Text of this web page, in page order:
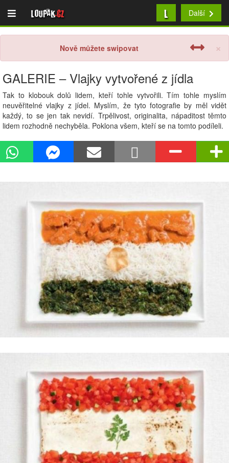
Loupak.cz L Další
×
Nově můžete swipovat
GALERIE – Vlajky vytvořené z jídla
Tak to klobouk dolů lidem, kteří tohle vytvořili. Tím tohle myslím
neuvěřitelné vlajky z jídel. Myslím, že tyto fotografie by měl vidět
každý, to se jen tak nevidí. Trpělivost, originalita, nápaditost těmto
lidem rozhodně nechyběla. Poklona všem, kteří se na tomto podíleli.